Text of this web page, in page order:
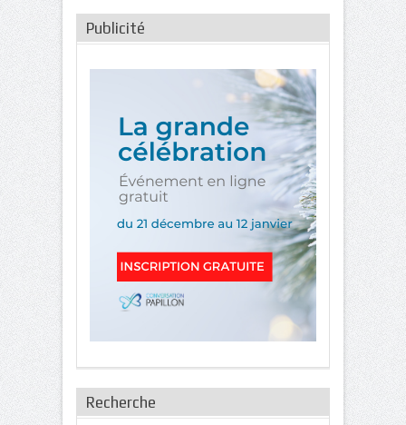
Publicité
Recherche